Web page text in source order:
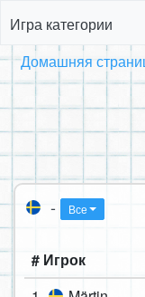
Игра категории
Домашняя
- Все
# Игрок